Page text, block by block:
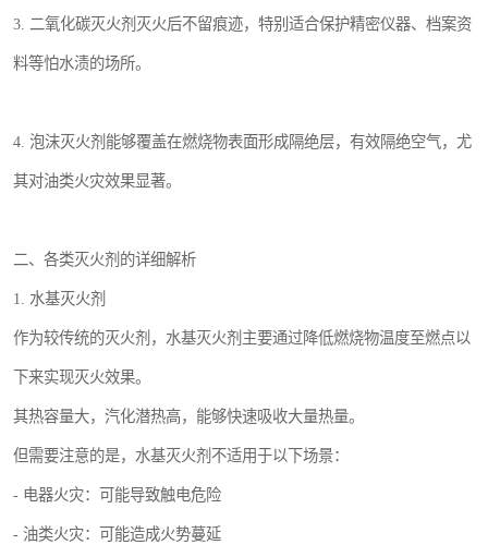
3. 二氧化碳灭火剂灭火后不留痕迹，特别适合保护精密仪器、档案资
料等怕水渍的场所。
4. 泡沫灭火剂能够覆盖在燃烧物表面形成隔绝层，有效隔绝空气，尤
其对油类火灾效果显著。
二、各类灭火剂的详细解析
1. 水基灭火剂
作为较传统的灭火剂，水基灭火剂主要通过降低燃烧物温度至燃点以
下来实现灭火效果。
其热容量大，汽化潜热高，能够快速吸收大量热量。
但需要注意的是，水基灭火剂不适用于以下场景：
- 电器火灾：可能导致触电危险
- 油类火灾：可能造成火势蔓延